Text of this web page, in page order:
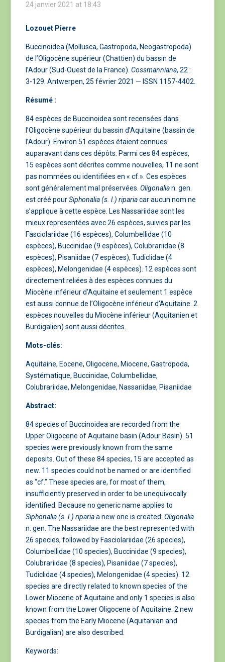
24 janvier 2021 at 18:43
Lozouet Pierre
Buccinoidea (Mollusca, Gastropoda, Neogastropoda)
de l’Oligocène supérieur (Chattien) du bassin de
l’Adour (Sud-Ouest de la France).Cossmanniana, 22 :
3-129. Antwerpen, 25 février 2021 — ISSN 1157-4402.
Résumé :
84 espèces de Buccinoidea sont recensées dans
l’Oligocène supérieur du bassin d’Aquitaine (bassin de
l’Adour). Environ 51 espèces étaient connues
auparavant dans ces dépôts. Parmi ces 84 espèces,
15 espèces sont décrites comme nouvelles, 11 ne sont
pas nommées ou identifiées en « cf.». Ces espèces
sont généralement mal préservées.Oligonalian. gen.
est créé pourSiphonalia (s. l.) ripariacar aucun nom ne
s’applique à cette espèce. Les Nassariidae sont les
mieux representées avec 26 espèces, suivies par les
Fasciolariidae (16 espèces), Columbellidae (10
espèces), Buccinidae (9 espèces), Colubrariidae (8
espèces), Pisaniidae (7 espèces), Tudiclidae (4
espèces), Melongenidae (4 espèces). 12 espèces sont
directement reliées à des espèces connues du
Miocène inférieur d’Aquitaine et seulement 1 espèce
est aussi connue de l’Oligocène inférieur d’Aquitaine. 2
espèces nouvelles du Miocène inférieur (Aquitanien et
Burdigalien) sont aussi décrites.
Mots-clés:
Aquitaine, Eocene, Oligocene, Miocene, Gastropoda,
Systématique, Buccinidae, Columbellidae,
Colubrariidae, Melongenidae, Nassariidae, Pisaniidae
Abstract:
84 species of Buccinoidea are recorded from the
Upper Oligocene of Aquitaine basin (Adour Basin). 51
species were previously known from the same
deposits. Out of these 84 species, 15 are accepted as
new. 11 species could not be named or are identified
as “cf.” These species are, for most of them,
insufficiently preserved in order to be unequivocally
identified. Because no generic name applies to
Siphonalia (s. l.) ripariaa new one is created:Oligonalia
n. gen. The Nassariidae are the best represented with
26 species, followed by Fasciolariidae (26 species),
Columbellidae (10 species), Buccinidae (9 species),
Colubrariidae (8 species), Pisaniidae (7 species),
Tudiclidae (4 species), Melongenidae (4 species). 12
species are directly related to known species of the
Lower Miocene of Aquitaine and only 1 species is also
known from the Lower Oligocene of Aquitaine. 2 new
species from the Early Miocene (Aquitanian and
Burdigalian) are also described.
Keywords: